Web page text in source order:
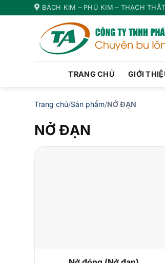
BÁCH KIM – PHÚ KIM – THẠCH
TRANG CHỦ GIỚI
Trang chủ/Sản phẩm/NỞ ĐẠN
NỞ ĐẠN